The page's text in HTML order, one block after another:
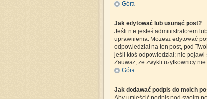
Góra
Jak edytować lub usunąć post?
Jeśli nie jesteś administratorem
uprawnienia. Możesz edytować
odpowiedział na ten post, pod
jeśli ktoś odpowiedział; nie
Zauważ, że zwykli użytkownicy
Góra
Jak dodawać podpis do moich
Aby umieścić podpis pod swoim